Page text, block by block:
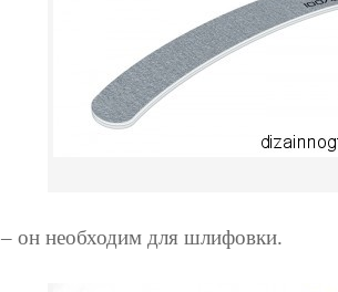
– он необходим для шлифовки.